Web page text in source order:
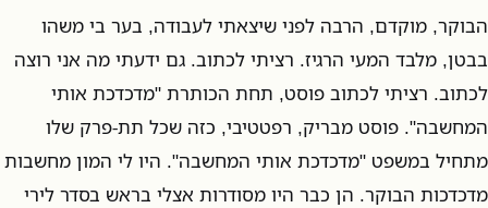
הבוקר, מוקדם, הרבה לפני שיצאתי לעבודה, בער בי משהו
בבטן, מלבד המעי הרגיז. רציתי לכתוב. גם ידעתי מה אני רוצה
לכתוב. רציתי לכתוב פוסט, תחת הכותרת "מדכדכת אותי
המחשבה". פוסט מבריק, רפטטיבי, כזה שכל תת-פרק שלו
מתחיל במשפט "מדכדכת אותי המחשבה". היו לי המון מחשבות
מדכדכות הבוקר. הן כבר היו מסודרות אצלי בראש בסדר לירי